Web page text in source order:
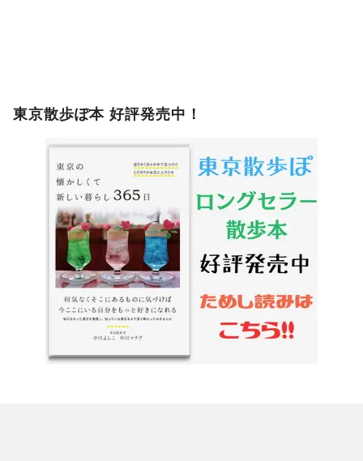
東京散歩ぽ本 好評発売中！